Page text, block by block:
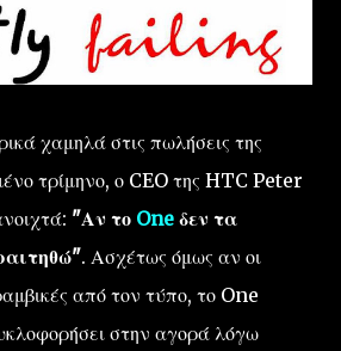
χαμηλά στις πωλήσεις της
τρίμηνο, ο CEO της HTC Peter
"Αν το One δεν τα
. Ασχέτως όμως αν οι
από τον τύπο, το One
στην αγορά λόγω